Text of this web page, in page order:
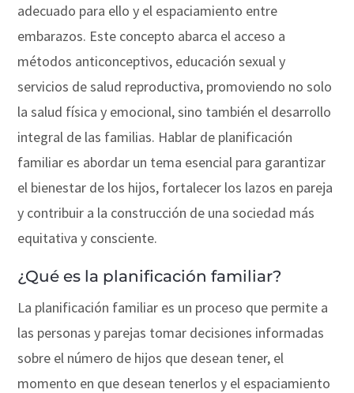
adecuado para ello y el espaciamiento entre
embarazos. Este concepto abarca el acceso a
métodos anticonceptivos, educación sexual y
servicios de salud reproductiva, promoviendo no solo
la salud física y emocional, sino también el desarrollo
integral de las familias. Hablar de planificación
familiar es abordar un tema esencial para garantizar
el bienestar de los hijos, fortalecer los lazos en pareja
y contribuir a la construcción de una sociedad más
equitativa y consciente.
¿Qué es la planificación familiar?
La planificación familiar es un proceso que permite a
las personas y parejas tomar decisiones informadas
sobre el número de hijos que desean tener, el
momento en que desean tenerlos y el espaciamiento